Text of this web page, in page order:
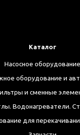
Каталог
Насосное оборудование
оборудование и
и сменные
Водонагреватели.
для